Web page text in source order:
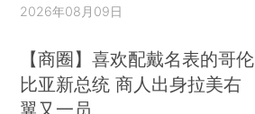
2026年08月09日
【商圈】喜欢配戴名表的哥伦
比亚新总统 商人出身拉美右
翼又一员